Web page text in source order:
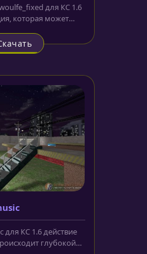
для КС 1.6
которая может
для КС 1.6 действие
глубокой